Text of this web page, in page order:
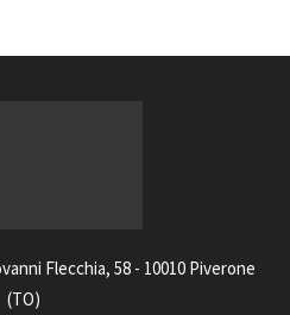
Flecchia, 58 - 10010 Piverone
(TO)